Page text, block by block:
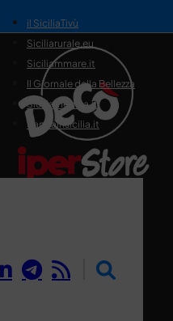
il SiciliaTivù
Siciliarurale.eu
Siciliammare.it
Il Giornale della Bellezza
Siciliamedica.it
Sanitainsicilia.it